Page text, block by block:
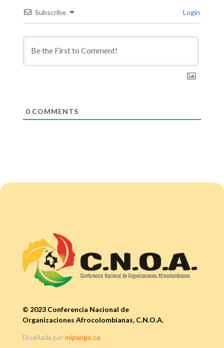
Subscribe Login
0COMMENTS
© 2023 Conferencia Nacional de
Organizaciones Afrocolombianas, C.N.O.A.
Diseñada pormipango.co